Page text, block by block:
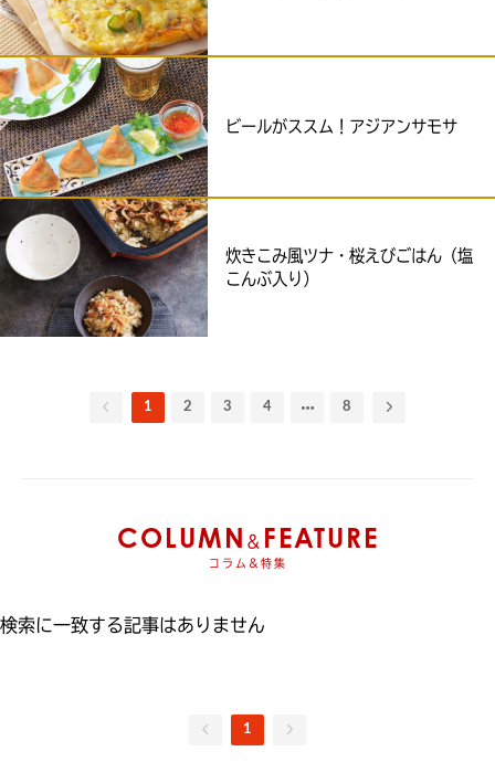
ビールがススム！アジアンサモサ
炊きこみ風ツナ・桜えびごはん（塩
こんぶ入り）
1 2 3 4 8
COLUMN & FEATURE
コラム&特集
検索に一致する記事はありません
1